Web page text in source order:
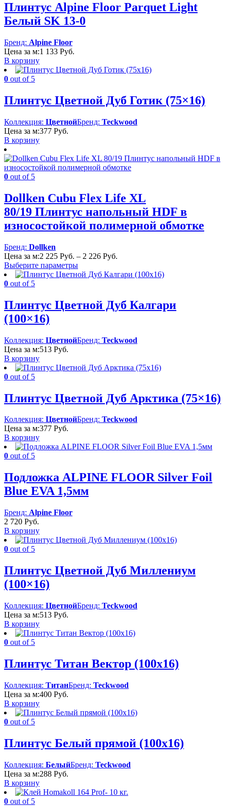
Плинтус Alpine Floor Parquet Light
Белый SK 13-0
Бренд: Alpine Floor
Цена за м:1 133 Руб.
В корзину
0 out of 5
Плинтус Цветной Дуб Готик (75×16)
Коллекция: ЦветнойБренд: Teckwood
Цена за м:377 Руб.
В корзину
0 out of 5
Dollken Cubu Flex Life XL
80/19 Плинтус напольный HDF в
износостойкой полимерной обмотке
Бренд: Dollken
Цена за м:2 225 Руб. – 2 226 Руб.
2
226 Руб.
Выберите параметры
0 out of 5
Плинтус Цветной Дуб Калгари
(100×16)
Коллекция: ЦветнойБренд: Teckwood
Цена за м:513 Руб.
В корзину
0 out of 5
Плинтус Цветной Дуб Арктика (75×16)
Коллекция: ЦветнойБренд: Teckwood
Цена за м:377 Руб.
В корзину
0 out of 5
Подложка ALPINE FLOOR Silver Foil
Blue EVA 1,5мм
Бренд: Alpine Floor
2 720 Руб.
В корзину
0 out of 5
Плинтус Цветной Дуб Миллениум
(100×16)
Коллекция: ЦветнойБренд: Teckwood
Цена за м:513 Руб.
В корзину
0 out of 5
Плинтус Титан Вектор (100х16)
Коллекция: ТитанБренд: Teckwood
Цена за м:400 Руб.
В корзину
0 out of 5
Плинтус Белый прямой (100х16)
Коллекция: БелыйБренд: Teckwood
Цена за м:288 Руб.
В корзину
0 out of 5